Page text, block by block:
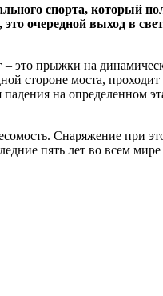
спорта, который
очередной выход в
это прыжки на
стороне моста,
на определенном
Снаряжение при
пять лет во всем мире